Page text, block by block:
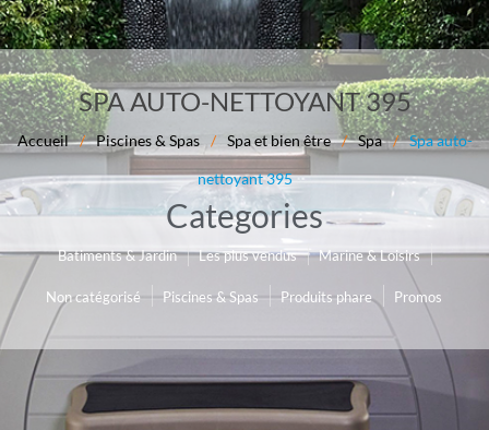
SPA AUTO-NETTOYANT 395
Accueil / Piscines & Spas / Spa et bien être / Spa / Spa auto-
nettoyant 395
Categories
Batiments & Jardin Les plus vendus Marine & Loisirs
Non catégorisé Piscines & Spas Produits phare Promos